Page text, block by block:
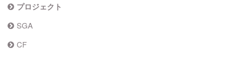
プロジェクト
SGA
CF